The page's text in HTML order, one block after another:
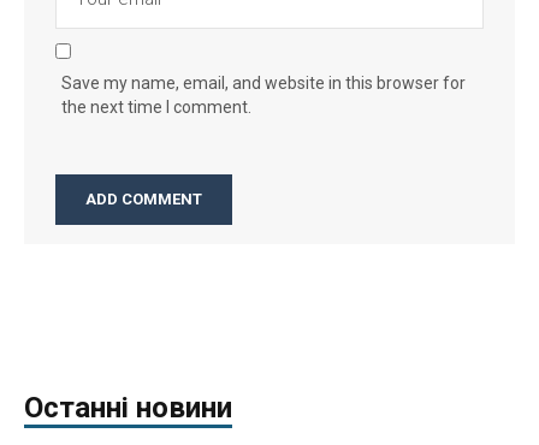
Save my name, email, and website in this browser for
the next time I comment.
Останні новини